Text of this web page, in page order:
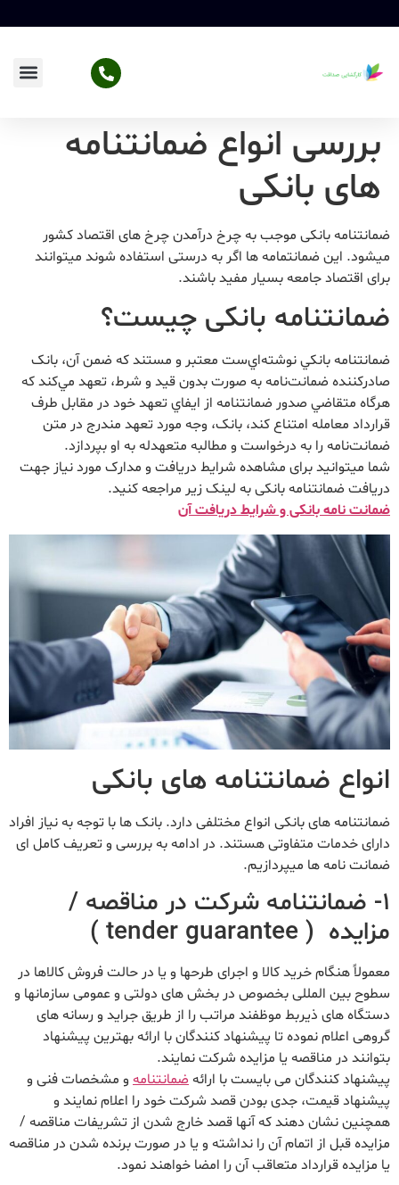
بررسی انواع ضمانتنامه
های بانکی
ضمانتنامه بانکی موجب به چرخ درآمدن چرخ های اقتصاد کشور
میشود. این ضمانتمامه ها اگر به درستی استفاده شوند میتوانند
برای اقتصاد جامعه بسیار مفید باشند.
ضمانتنامه بانکی چیست؟
ضمانت‏نامه بانکي نوشته‏‌اي‌ست معتبر و مستند که ضمن آن، بانک
صادرکننده‏ ضمانت‌‏نامه به صورت بدون قيد و شرط، تعهد مي‏‌کند که
هرگاه متقاضي صدور ضمانت‏نامه از ايفاي تعهد خود در مقابل طرف
قرارداد معامله‏ امتناع کند، بانک، وجه مورد تعهد مندرج در متن
ضمانت‌‏نامه را به درخواست و مطالبه‏ متعهدله به او بپردازد.
شما میتوانید برای مشاهده شرایط دریافت و مدارک مورد نیاز جهت
دریافت ضمانتنامه بانکی به لینک زیر مراجعه کنید.
ضمانت نامه بانکی و شرایط دریافت آن
انواع ضمانتنامه های بانکی
ضمانتنامه های بانکی انواع مختلفی دارد. بانک ها با توجه به نیاز افراد
دارای خدمات متفاوتی هستند. در ادامه به بررسی و تعریف کامل ای
ضمانت نامه ها میپردازیم.
۱- ضمانتنامه شرکت در مناقصه /
مزایده ( tender guarantee )
معمولاً هنگام خرید کالا و اجرای طرحها و یا در حالت فروش کالاها در
سطوح بین المللی بخصوص در بخش های دولتی و عمومی سازمانها و
دستگاه های ذیربط موظفند مراتب را از طریق جراید و رسانه های
گروهی اعلام نموده تا پیشنهاد کنندگان با ارائه بهترین پیشنهاد
بتوانند در مناقصه یا مزایده شرکت نمایند.
پیشنهاد کنندگان می بایست با ارائهضمانتنامه و مشخصات فنی و
پیشنهاد قیمت، جدی بودن قصد شرکت خود را اعلام نمایند و
همچنین نشان دهند که آنها قصد خارج شدن از تشریفات مناقصه /
مزایده قبل از اتمام آن را نداشته و یا در صورت برنده شدن در مناقصه
یا مزایده قرارداد متعاقب آن را امضا خواهند نمود.